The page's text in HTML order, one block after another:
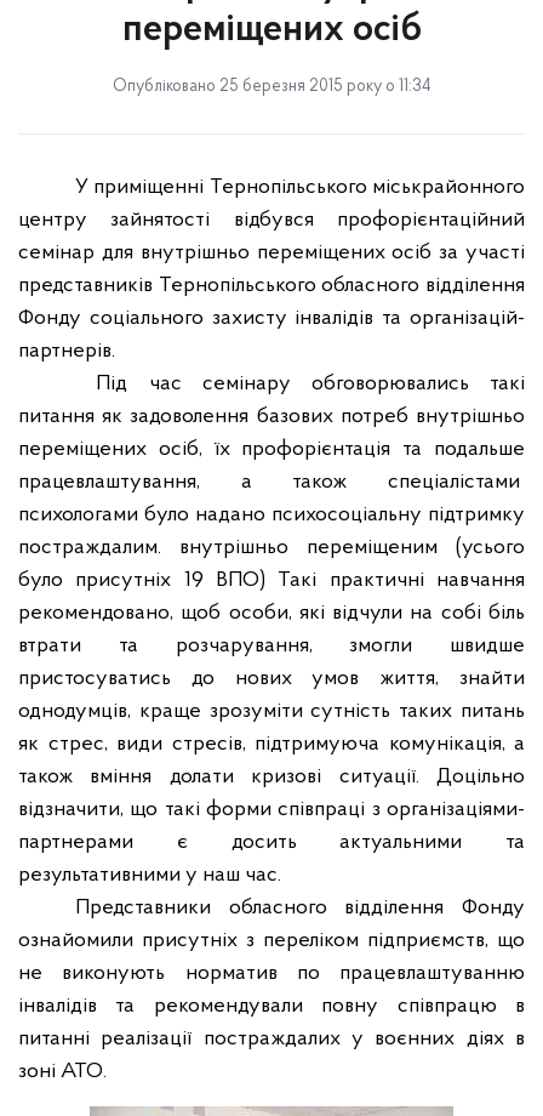
переміщених осіб
Опубліковано 25 березня 2015 року о 11:34
У приміщенні Тернопільського міськрайонного
центру зайнятості відбувся профорієнтаційний
семінар для внутрішньо переміщених осіб за участі
представників Тернопільського обласного відділення
Фонду соціального захисту інвалідів та організацій-
партнерів.
Під час семінару обговорювались такі
питання як задоволення базових потреб внутрішньо
переміщених осіб, їх профорієнтація та подальше
працевлаштування, а також спеціалістами
психологами було надано психосоціальну підтримку
постраждалим. внутрішньо переміщеним (усього
було присутніх 19 ВПО) Такі практичні навчання
рекомендовано, щоб особи, які відчули на собі біль
втрати та розчарування, змогли швидше
пристосуватись до нових умов життя, знайти
однодумців, краще зрозуміти сутність таких питань
як стрес, види стресів, підтримуюча комунікація, а
також вміння долати кризові ситуації. Доцільно
відзначити, що такі форми співпраці з організаціями-
партнерами є досить актуальними та
результативними у наш час.
Представники обласного відділення Фонду
ознайомили присутніх з переліком підприємств, що
не виконують норматив по працевлаштуванню
інвалідів та рекомендували повну співпрацю в
питанні реалізації постраждалих у воєнних діях в
зоні АТО.